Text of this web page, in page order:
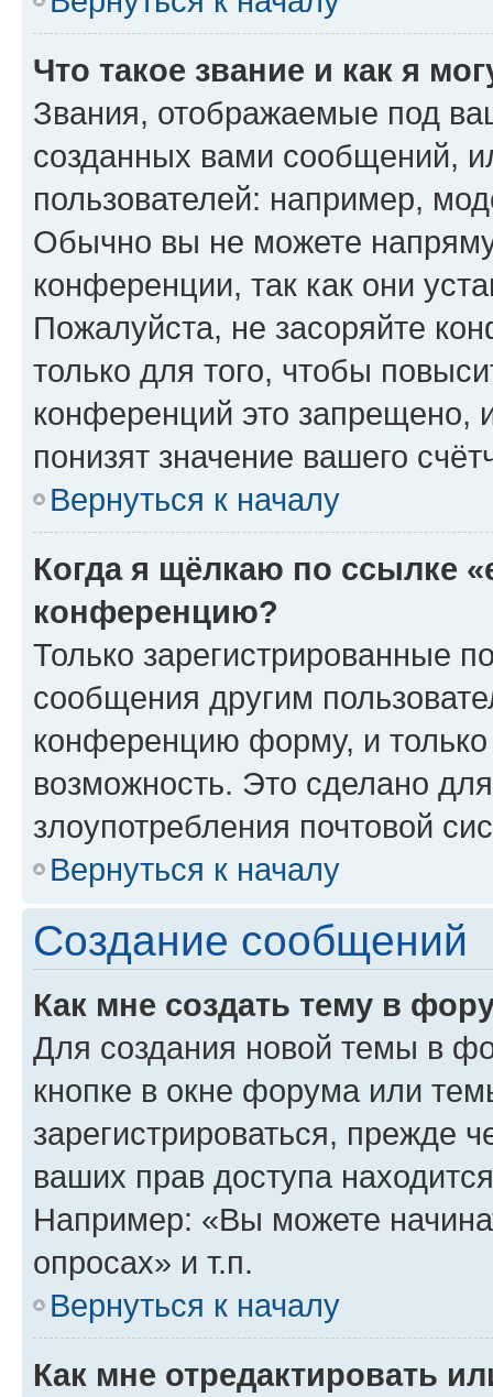
Что такое звание и как я
Звания, отображаемые под
созданных вами сообщений,
пользователей: например,
Обычно вы не можете
конференции, так как они
Пожалуйста, не засоряйте
только для того, чтобы
конференций это запрещено,
понизят значение вашего
Вернуться к началу
Когда я щёлкаю по ссылке
конференцию?
Только зарегистрированные
сообщения другим
конференцию форму, и
возможность. Это сделано
злоупотребления почтовой
Вернуться к началу
Создание сообщений
Как мне создать тему в
Для создания новой темы в
кнопке в окне форума или
зарегистрироваться, прежде
ваших прав доступа
Например: «Вы можете
опросах» и т.п.
Вернуться к началу
Как мне отредактировать